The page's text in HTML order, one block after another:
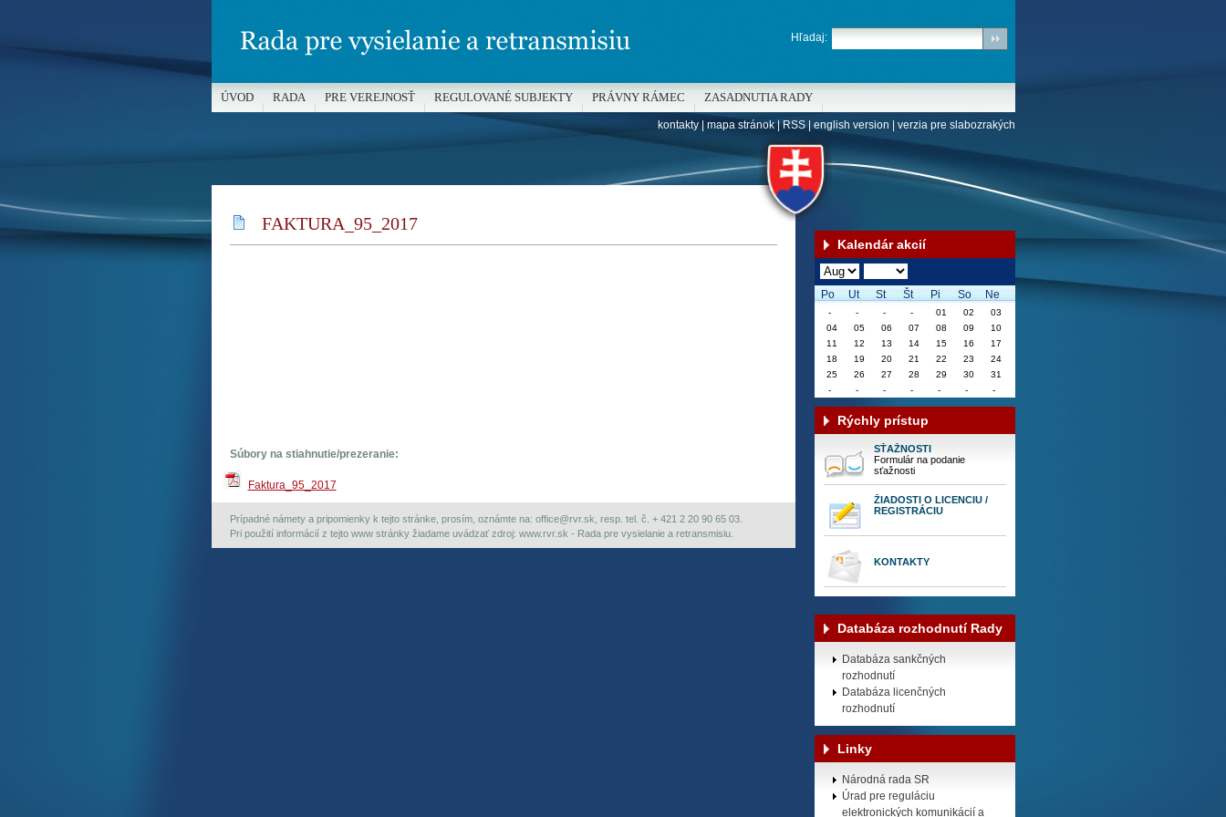
FAKTURA_95_2017
Súbory na stiahnutie/prezeranie:
Faktura_95_2017
Prípadné námety a pripomienky k tejto stránke, prosím, oznámte na: office@rvr.sk, resp. tel. č. + 421 2 20 90 65 03.
Pri použití informácií z tejto www stránky žiadame uvádzať zdroj: www.rvr.sk - Rada pre vysielanie a retransmisiu.
Kalendár akcií
Po Ut St Št Pi So Ne
Rýchly prístup
SŤAŽNOSTI
Formulár na podanie
sťažnosti
ŽIADOSTI O LICENCIU /
REGISTRÁCIU
KONTAKTY
Databáza rozhodnutí Rady
Databáza sankčných
rozhodnutí
Databáza licenčných
rozhodnutí
Linky
Národná rada SR
Úrad pre reguláciu
elektronických komunikácií a
Hľadaj:
ÚVOD RADA PRE VEREJNOSŤ REGULOVANÉ SUBJEKTY PRÁVNY RÁMEC ZASADNUTIA RADY
kontakty| mapa stránok|RSS| english version verzia pre slabozrakých